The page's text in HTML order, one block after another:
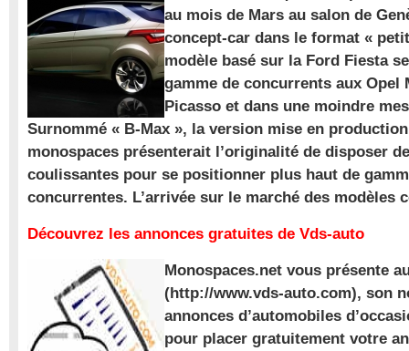
au mois de Mars au salon de
concept-car dans le format «
modèle basé sur la Ford Fiesta
gamme de concurrents aux Opel
Picasso et dans une moindre
Surnommé « B-Max », la version mise en
monospaces présenterait l’originalité de disposer
coulissantes pour se positionner plus haut de
concurrentes. L’arrivée sur le marché des modèles
Découvrez les annonces gratuites de Vds-auto
Monospaces.net vous présente
(http://www.vds-auto.com), son
annonces d’automobiles
pour placer gratuitement votre